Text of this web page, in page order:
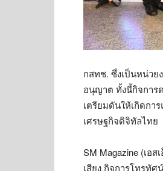
กสทช. ซึ่งเป็นหน่ว
อนุญาต ทั้งนี้กิจการ
เตรียมดันให้เกิดกา
เศรษฐกิจดิจิทัลไทย
SM Magazine (เอ
เสียง กิจการโทรทั